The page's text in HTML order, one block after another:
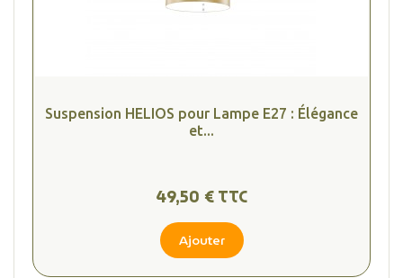
Suspension HELIOS pour Lampe E27 : Élégance
et...
49,50 € TTC
Ajouter